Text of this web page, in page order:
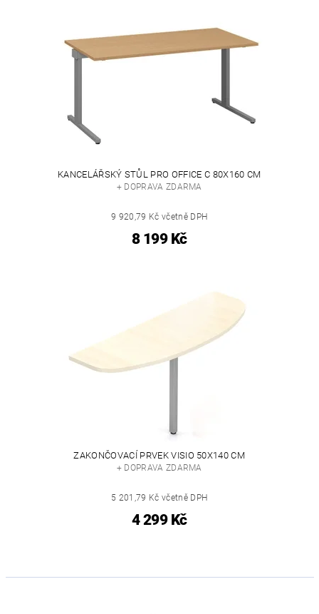
KANCELÁŘSKÝ STŮL PRO OFFICE C 80X160 CM
+ DOPRAVA ZDARMA
9 920,79 Kč včetně DPH
8 199 Kč
ZAKONČOVACÍ PRVEK VISIO 50X140 CM
+ DOPRAVA ZDARMA
5 201,79 Kč včetně DPH
4 299 Kč